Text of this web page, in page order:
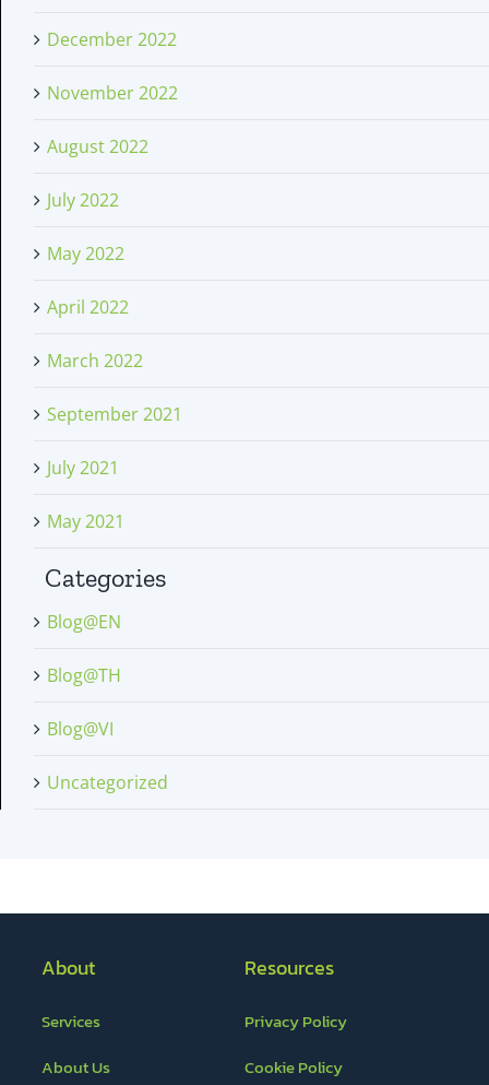
December 2022
November 2022
August 2022
July 2022
May 2022
April 2022
March 2022
September 2021
July 2021
May 2021
Categories
Blog@EN
Blog@TH
Blog@VI
Uncategorized
About
Services
About Us
Resources
Privacy Policy
Cookie Policy